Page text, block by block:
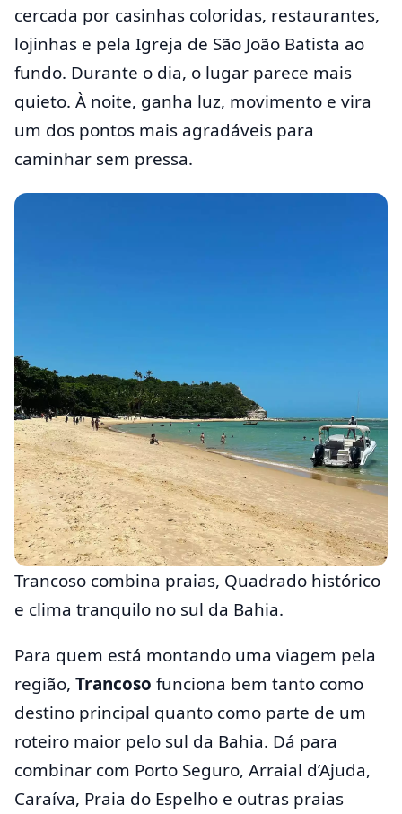
cercada por casinhas coloridas, restaurantes,
lojinhas e pela Igreja de São João Batista ao
fundo. Durante o dia, o lugar parece mais
quieto. À noite, ganha luz, movimento e vira
um dos pontos mais agradáveis para
caminhar sem pressa.
Trancoso combina praias, Quadrado histórico
e clima tranquilo no sul da Bahia.
Para quem está montando uma viagem pela
região, Trancoso funciona bem tanto como
destino principal quanto como parte de um
roteiro maior pelo sul da Bahia. Dá para
combinar com Porto Seguro, Arraial d’Ajuda,
Caraíva, Praia do Espelho e outras praias